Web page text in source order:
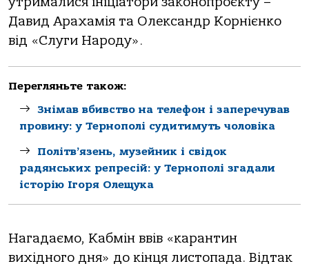
Давид Арахамія та Олександр Корнієнко
від «Слуги Народу».
Перегляньте також:
Знімав вбивство на телефон і заперечував
провину: у Тернополі судитимуть чоловіка
Політв’язень, музейник і свідок
радянських репресій: у Тернополі згадали
історію Ігоря Олещука
Нагадаємо, Кабмін ввів «карантин
вихідного дня» до кінця листопада. Відтак